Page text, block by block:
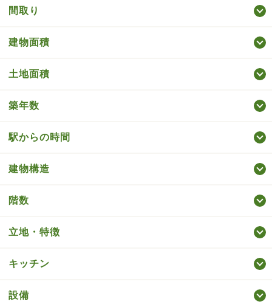
間取り
建物面積
土地面積
築年数
駅からの時間
建物構造
階数
立地・特徴
キッチン
設備